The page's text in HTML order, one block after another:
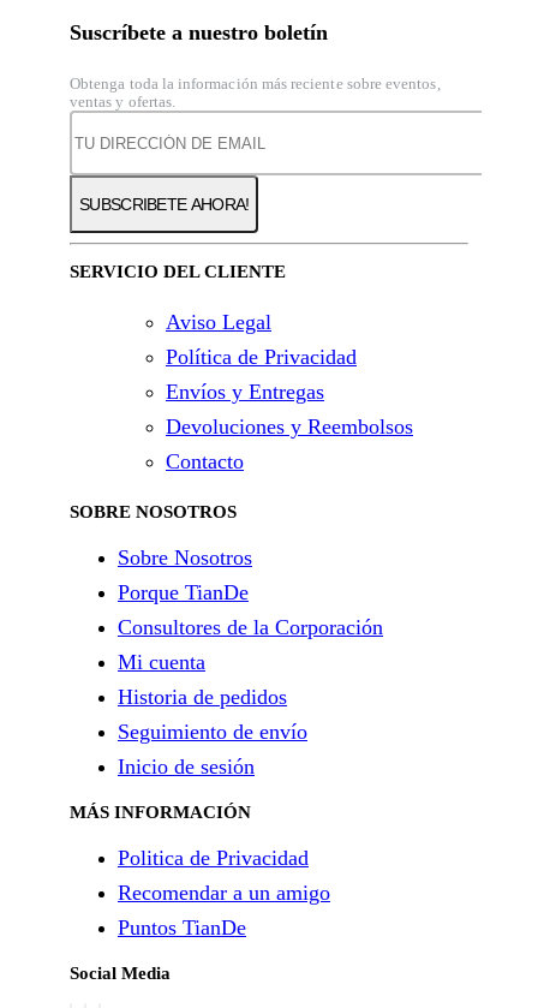
Suscríbete a nuestro boletín
Obtenga toda la información más reciente sobre eventos,
ventas y ofertas.
SERVICIO DEL CLIENTE
Aviso Legal
Política de Privacidad
Envíos y Entregas
Devoluciones y Reembolsos
Contacto
SOBRE NOSOTROS
Sobre Nosotros
Porque TianDe
Consultores de la Corporación
Mi cuenta
Historia de pedidos
Seguimiento de envío
Inicio de sesión
MÁS INFORMACIÓN
Politica de Privacidad
Recomendar a un amigo
Puntos TianDe
Social Media